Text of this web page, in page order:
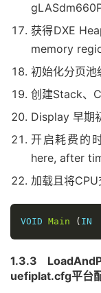
获得DXE
memory
初始化分页池
创建Stack、
Display 早期
开启耗费的
here, after
加载且将CPU
VOID Main ( IN
1.3.3
uefiplat.cfg平台